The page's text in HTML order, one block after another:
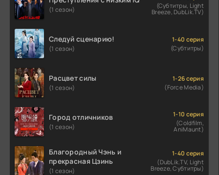
(1 сезон)
(Субтитры, Light
Breeze, DubLik.TV)
Следуй сценарию!
(1 сезон)
1-40 серия
(Субтитры)
Расцвет силы
(1 сезон)
1-26 серия
(Force Media)
Город отличников
(1 сезон)
1-10 серия
(Coldfilm,
AniMaunt)
Благородный Чэнь и
прекрасная Цзинь
(1 сезон)
1-40 серия
(DubLik.TV, Light
Breeze, Субтитры)